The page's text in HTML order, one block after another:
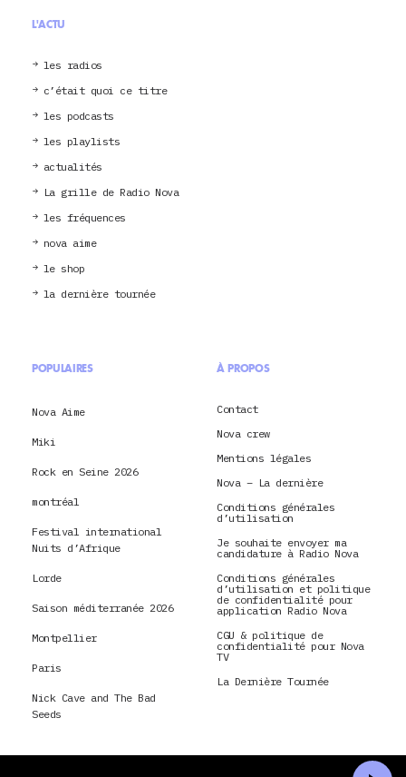
L'ACTU
les radios
c’était quoi ce titre
les podcasts
les playlists
actualités
La grille de Radio Nova
les fréquences
nova aime
le shop
la dernière tournée
POPULAIRES
Nova Aime
Miki
Rock en Seine 2026
montréal
Festival international
Nuits d’Afrique
Lorde
Saison méditerranée 2026
Montpellier
Paris
Nick Cave and The Bad
Seeds
À PROPOS
Contact
Nova crew
Mentions légales
Nova – La dernière
Conditions générales
d’utilisation
Je souhaite envoyer ma
candidature à Radio Nova
Conditions générales
d’utilisation et politique
de confidentialité pour
application Radio Nova
CGU & politique de
confidentialité pour Nova
TV
La Dernière Tournée